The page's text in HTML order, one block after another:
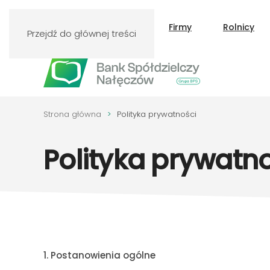
Przejdź do głównej treści
Klienci indywidualni Firmy Rolnicy
Strona główna Polityka prywatności
Polityka
1. Postanowienia ogólne